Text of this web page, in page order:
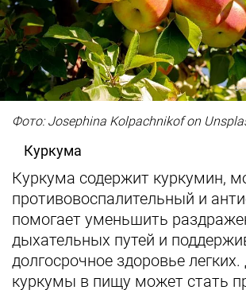
Фото: Josephina Kolpachnikof on
Куркума
Куркума содержит куркумин,
противовоспалительный и
помогает уменьшить
дыхательных путей и
долгосрочное здоровье
куркумы в пищу может стать